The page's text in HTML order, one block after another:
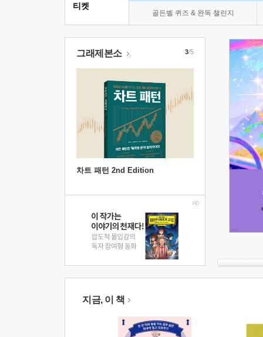
골든벨 퀴즈 & 완독 챌린지
티켓
그래제본소
차트 패턴 2nd Edition
3/5
지금, 이 책